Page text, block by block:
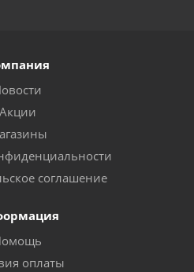
Акции
соглашение
оплаты